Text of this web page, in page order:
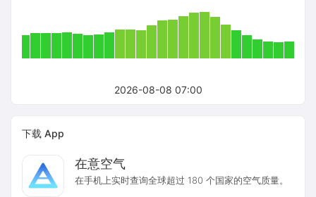
2026-08-08 07:00
下载 App
在意空气
在手机上实时查询全球超过 180 个国家的空气质量。